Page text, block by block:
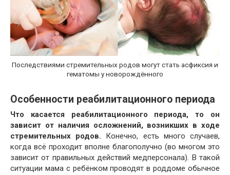
Последствиями стремительных родов могут стать асфиксия и
гематомы у новорождённого
Особенности реабилитационного периода
Что касается реабилитационного периода, то он
зависит от наличия осложнений, возникших в ходе
стремительных родов. Конечно, есть много случаев,
когда всё проходит вполне благополучно (во многом это
зависит от правильных действий медперсонала). В такой
ситуации мама с ребёнком проводят в роддоме обычное